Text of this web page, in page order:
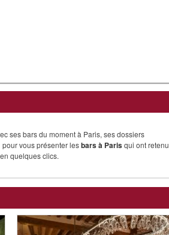
ses bars du moment à Paris, ses dossiers
vous présenter lesbars à Parisqui ont retenu
en quelques clics.